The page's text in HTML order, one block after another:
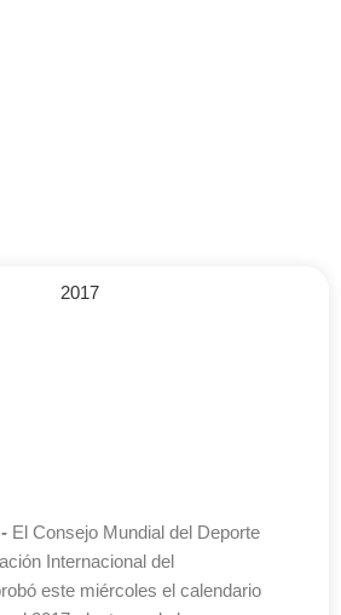
El Consejo Mundial del Deporte
Internacional del
este miércoles el calendario